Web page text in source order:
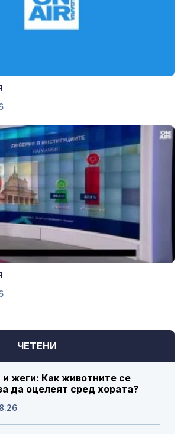
ЧЕТЕНИ
жеги: Как животните се
да оцелеят сред хората?